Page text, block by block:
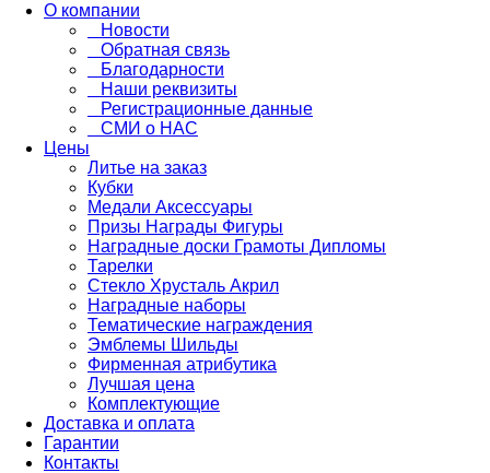
О компании
Новости
Обратная связь
Благодарности
Наши реквизиты
Регистрационные данные
СМИ о НАС
Цены
Литье на заказ
Кубки
Медали Аксессуары
Призы Награды Фигуры
Наградные доски Грамоты Дипломы
Тарелки
Стекло Хрусталь Акрил
Наградные наборы
Тематические награждения
Эмблемы Шильды
Фирменная атрибутика
Лучшая цена
Комплектующие
Доставка и оплата
Гарантии
Контакты